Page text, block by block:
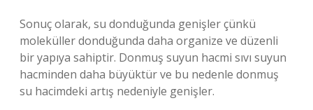
Sonuç olarak, su donduğunda genişler çünkü
moleküller donduğunda daha organize ve düzenli
bir yapıya sahiptir. Donmuş suyun hacmi sıvı suyun
hacminden daha büyüktür ve bu nedenle donmuş
su hacimdeki artış nedeniyle genişler.